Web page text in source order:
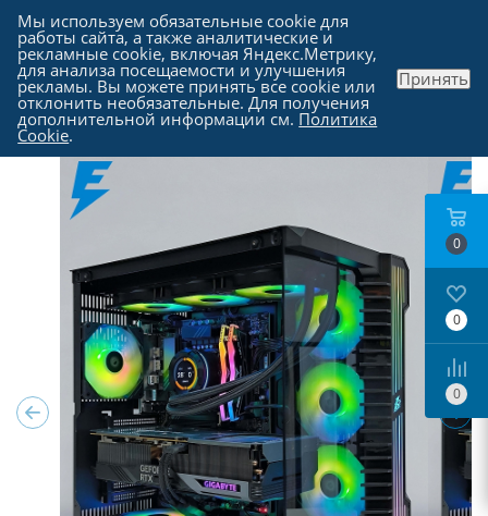
Каталог - Компьютеры в Москве
0
0
0
Мы используем обязательные cookie для
работы сайта, а также аналитические и
рекламные cookie, включая Яндекс.Метрику,
для анализа посещаемости и улучшения
рекламы. Вы можете принять все cookie или
отклонить необязательные. Для получения
дополнительной информации см. Политика
Cookie.
Принять